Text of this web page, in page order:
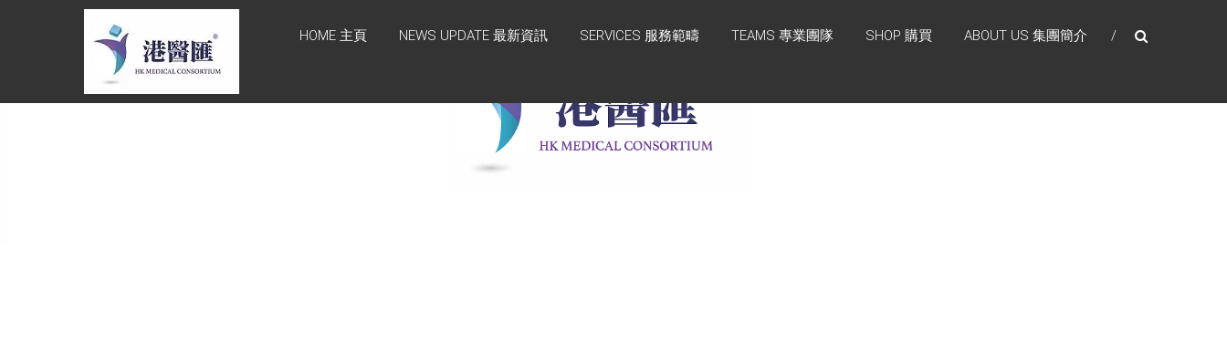
HONG KONG
MEDICAL
CONSORTIUM
HOME 主頁 NEWS UPDATE 最新資訊 SERVICES 服務範疇 TEAMS 專業團隊 SHOP 購買 ABOUT US 集團簡介